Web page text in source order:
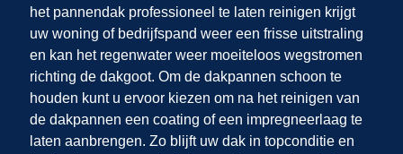
het pannendak professioneel te laten reinigen krijgt
uw woning of bedrijfspand weer een frisse uitstraling
en kan het regenwater weer moeiteloos wegstromen
richting de dakgoot. Om de dakpannen schoon te
houden kunt u ervoor kiezen om na het reinigen van
de dakpannen een coating of een impregneerlaag te
laten aanbrengen. Zo blijft uw dak in topconditie en